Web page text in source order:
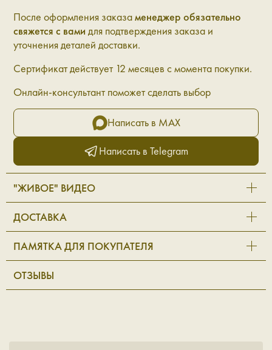
После оформления заказаменеджер обязательно
свяжется с вами для подтверждения заказа и
уточнения деталей доставки.
Сертификат действует 12 месяцев с момента покупки.
Онлайн-консультант поможет сделать выбор
Написать в MAX
Написать в Telegram
"ЖИВОЕ" ВИДЕО
ДОСТАВКА
ПАМЯТКА ДЛЯ ПОКУПАТЕЛЯ
ОТЗЫВЫ